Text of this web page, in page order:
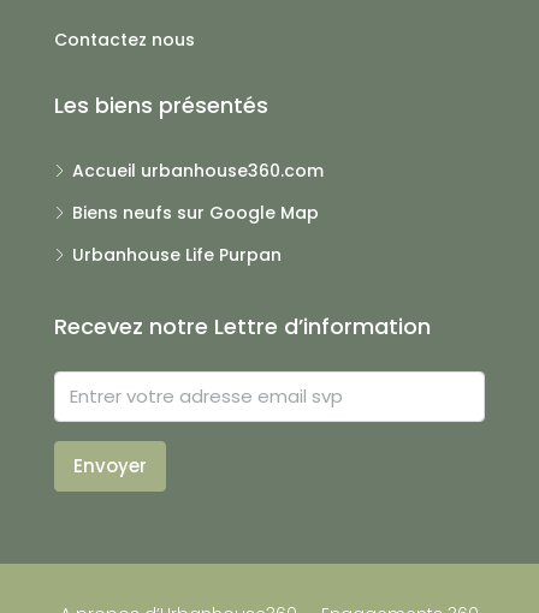
Contactez nous
Les biens présentés
Accueil urbanhouse360.com
Biens neufs sur Google Map
Urbanhouse Life Purpan
Recevez notre Lettre d’information
Envoyer